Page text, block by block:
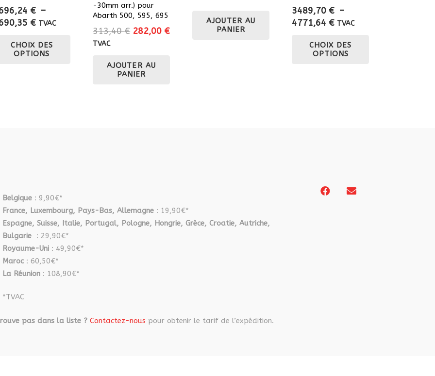
€ –
€Plage
prix :
3696,24 €
TVAC
CHOIX DES
OPTIONS
produit
produit
-30mm arr.) pour
Abarth 500, 595, 695
313,40€ Le
était :
313,40 €.
282,00 €Le
TVAC
AJOUTER AU
PANIER
AJOUTER AU
PANIER
3489,70 € –
4771,64 €Plage
prix :
3489,70 €
TVAC
CHOIX DES
OPTIONS
Belgique : 9,90€*
France, Luxembourg, Pays-Bas, Allemagne : 19,90€*
Espagne, Suisse, Italie, Portugal, Pologne, Hongrie, Grèce, Croatie, Autriche,
Bulgarie
: 29,90€*
Royaume-Uni : 49,90€*
Maroc : 60,50€*
La Réunion : 108,90€*
*TVAC
pas dans la liste ? Contactez-nous pour obtenir le tarif de l’expédition.